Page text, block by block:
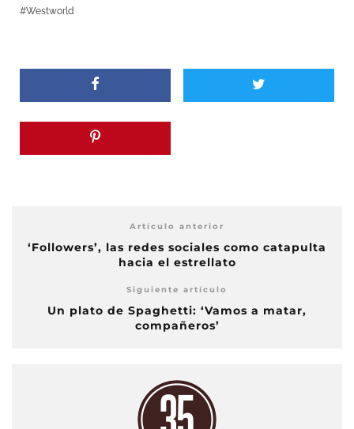
Westworld
Artículo anterior
‘Followers’, las redes sociales como catapulta
hacia el estrellato
Siguiente artículo
Un plato de Spaghetti: ‘Vamos a matar,
compañeros’